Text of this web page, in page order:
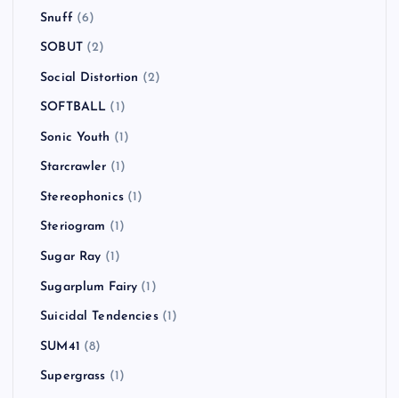
Snuff (6)
SOBUT(2)
Social Distortion (2)
SOFTBALL (1)
Sonic Youth (1)
Starcrawler (1)
Stereophonics(1)
Steriogram (1)
Sugar Ray (1)
Sugarplum Fairy (1)
Suicidal Tendencies(1)
SUM41 (8)
Supergrass (1)